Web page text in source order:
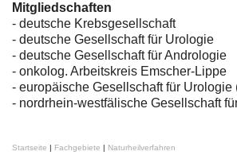
Mitgliedschaften
- deutsche Krebsgesellschaft
- deutsche Gesellschaft für Urologie
- deutsche Gesellschaft für Andrologie
- onkolog. Arbeitskreis Emscher-Lippe
- europäische Gesellschaft für Urologie
- nordrhein-westfälische Gesellschaft
Startseite | Fachgebiete | Naturheilverfahren